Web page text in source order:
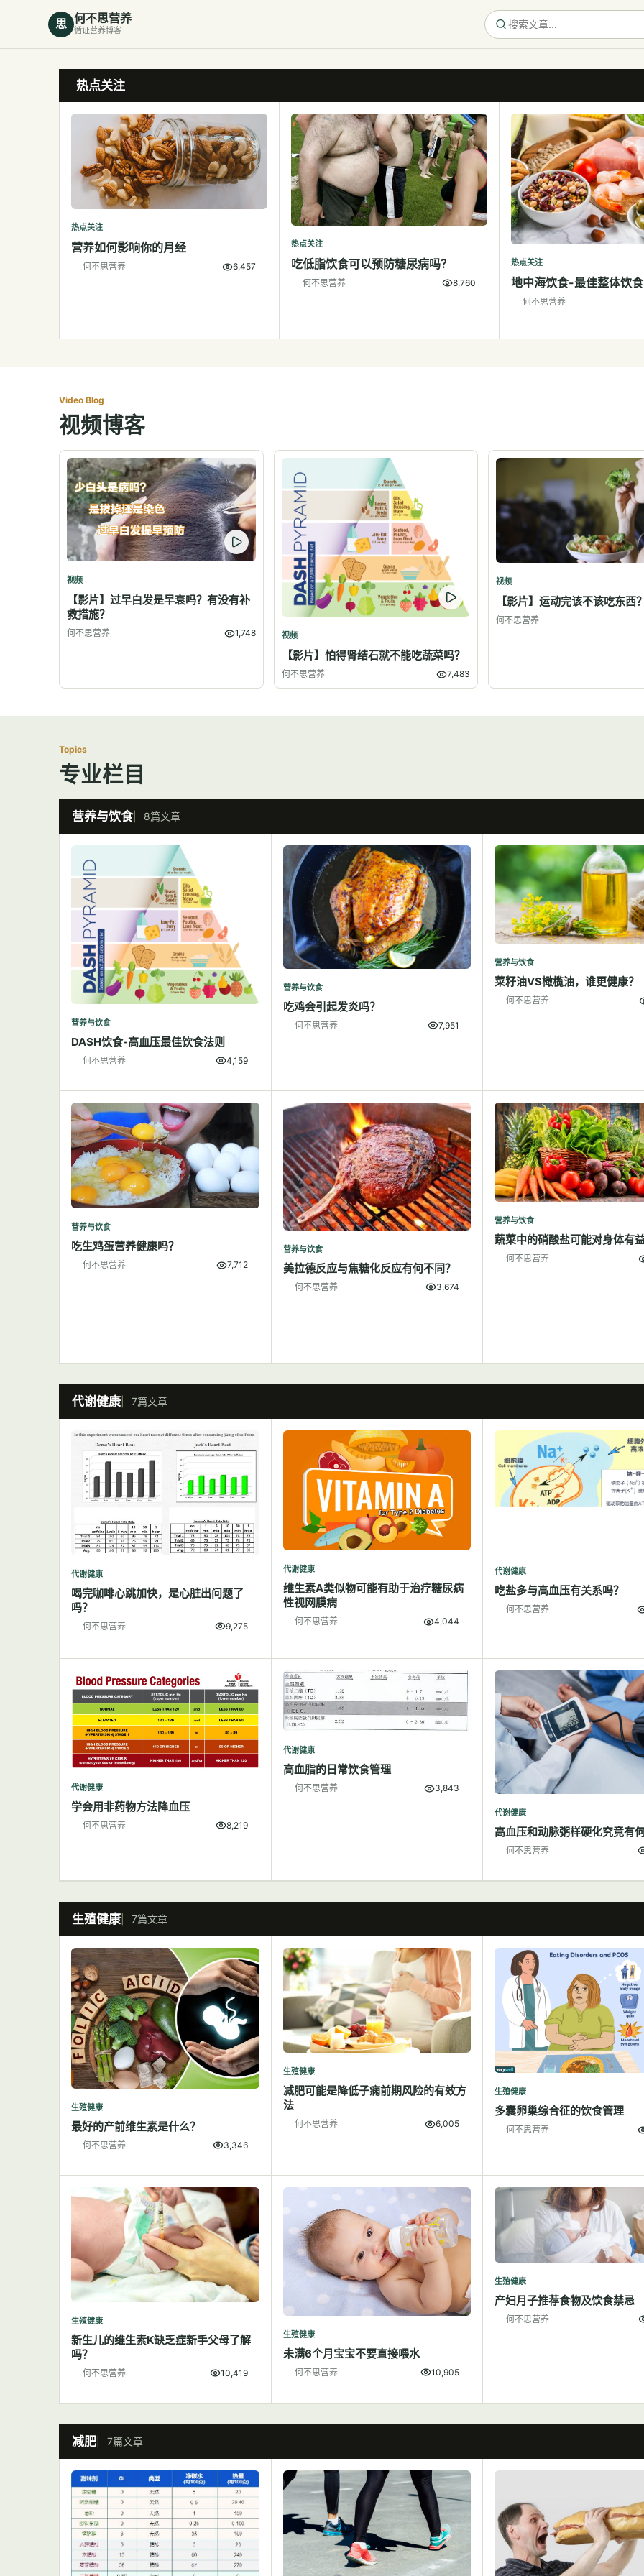
思 何不思营养
循证营养博客
热点关注
热点关注
营养如何影响你的月经
何不思营养 6,457
热点关注
吃低脂饮食可以预防糖尿病吗？
何不思营养 8,760
热点关注
地中海饮食-最佳整体饮食
何不思营养
Video Blog
视频博客
视频
【影片】过早白发是早衰吗？有没有补
救措施？
何不思营养 1,748 视频
【影片】怕得肾结石就不能吃蔬菜吗？
何不思营养 7,483
视频
【影片】运动完该不该吃东西
何不思营养
Topics
专业栏目
营养与饮食 8篇文章
营养与饮食
DASH饮食-高血压最佳饮食法则
何不思营养 4,159
营养与饮食
吃鸡会引起发炎吗？
何不思营养 7,951
营养与饮食
菜籽油VS橄榄油，谁更健康？
何不思营养
营养与饮食
吃生鸡蛋营养健康吗？
何不思营养 7,712
营养与饮食
美拉德反应与焦糖化反应有何不同？
何不思营养 3,674
营养与饮食
蔬菜中的硝酸盐可能对身体有
何不思营养
代谢健康 7篇文章
代谢健康
喝完咖啡心跳加快，是心脏出问题了
吗？
何不思营养 9,275
代谢健康
维生素A类似物可能有助于治疗糖尿病
性视网膜病
何不思营养 4,044
代谢健康
吃盐多与高血压有关系吗？
何不思营养
代谢健康
学会用非药物方法降血压
何不思营养 8,219
代谢健康
高血脂的日常饮食管理
何不思营养 3,843
代谢健康
高血压和动脉粥样硬化究竟有
何不思营养
生殖健康 7篇文章
生殖健康
最好的产前维生素是什么？
何不思营养 3,346
生殖健康
减肥可能是降低子痫前期风险的有效方
法
何不思营养 6,005
生殖健康
多囊卵巢综合征的饮食管理
何不思营养
生殖健康
新生儿的维生素K缺乏症新手父母了解
吗？
何不思营养 10,419
生殖健康
未满6个月宝宝不要直接喂水
何不思营养 10,905
生殖健康
产妇月子推荐食物及饮食禁忌
何不思营养
减肥 7篇文章